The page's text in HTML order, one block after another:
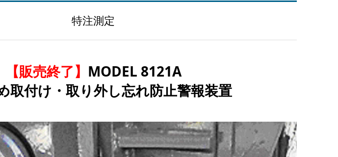
特注測定
【販売終了】 MODEL 8121A
取付け・取り外し忘れ防止警報装置